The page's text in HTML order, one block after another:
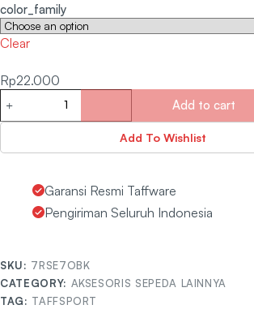
color_family
Clear
Rp22.000
Add to cart
Add To Wishlist
Garansi Resmi Taffware
Pengiriman Seluruh Indonesia
SKU: 7RSE7OBK
CATEGORY: AKSESORIS SEPEDA LAINNYA
TAG: TAFFSPORT